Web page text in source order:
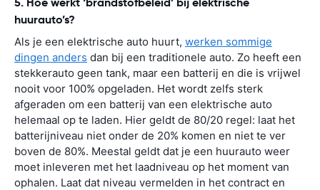
huurauto’s?
Als je een elektrische auto huurt, werken sommige
dingen anders dan bij een traditionele auto. Zo heeft een
stekkerauto geen tank, maar een batterij en die is vrijwel
nooit voor 100% opgeladen. Het wordt zelfs sterk
afgeraden om een batterij van een elektrische auto
helemaal op te laden. Hier geldt de 80/20 regel: laat het
batterijniveau niet onder de 20% komen en niet te ver
boven de 80%. Meestal geldt dat je een huurauto weer
moet inleveren met het laadniveau op het moment van
ophalen. Laat dat niveau vermelden in het contract en